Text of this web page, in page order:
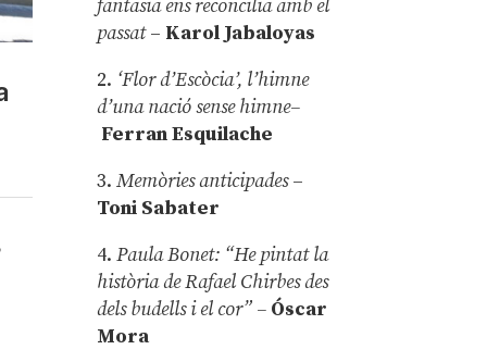
fantasia ens reconcilia amb el
passat– Karol Jabaloyas
2. ‘Flor d’Escòcia’, l’himne
d’una nació sense himne–
Ferran Esquilache
3.Memòries anticipades–
Toni Sabater
4.Paula Bonet: “He pintat la
història de Rafael Chirbes des
dels budells i el cor” – Óscar
Mora